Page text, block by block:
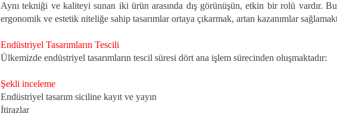
Aynı tekniği ve kaliteyi sunan iki ürün arasında dış görünüşün, etkin bir rolü vardır.
ergonomik ve estetik niteliğe sahip tasarımlar ortaya çıkarmak, artan kazanımlar
Endüstriyel Tasarımların Tescili
Ülkemizde endüstriyel tasarımların tescil süresi dört ana işlem sürecinden oluşmaktadır:
Şekli inceleme
Endüstriyel tasarım siciline kayıt ve yayın
İtirazlar